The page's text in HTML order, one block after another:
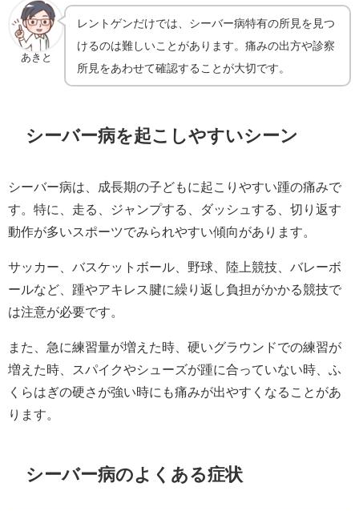
あきと
レントゲンだけでは、シーバー病特有の所見を見つ
けるのは難しいことがあります。痛みの出方や診察
所見をあわせて確認することが大切です。
シーバー病を起こしやすいシーン
シーバー病は、成長期の子どもに起こりやすい踵の痛みで
す。特に、走る、ジャンプする、ダッシュする、切り返す
動作が多いスポーツでみられやすい傾向があります。
サッカー、バスケットボール、野球、陸上競技、バレーボ
ールなど、踵やアキレス腱に繰り返し負担がかかる競技で
は注意が必要です。
また、急に練習量が増えた時、硬いグラウンドでの練習が
増えた時、スパイクやシューズが踵に合っていない時、ふ
くらはぎの硬さが強い時にも痛みが出やすくなることがあ
ります。
シーバー病のよくある症状